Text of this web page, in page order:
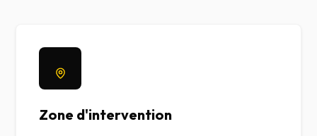
Zone d'intervention